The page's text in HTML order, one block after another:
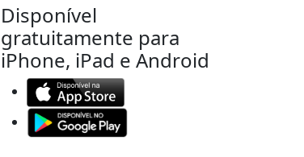
Disponível
gratuitamente para
iPhone, iPad e Android